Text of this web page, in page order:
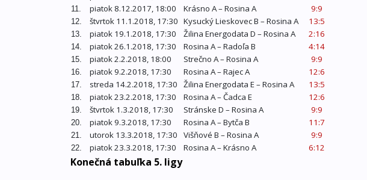
11. piatok 8.12.2017, 18:00 Krásno A – Rosina A 9:9
12. štvrtok 11.1.2018, 17:30 Kysucký Lieskovec B – Rosina A 13:5
13. piatok 19.1.2018, 17:30 Žilina Energodata D – Rosina A 2:16
14. piatok 26.1.2018, 17:30 Rosina A – Radoľa B 4:14
15. piatok 2.2.2018, 18:00 Strečno A – Rosina A 9:9
16. piatok 9.2.2018, 17:30 Rosina A – Rajec A 12:6
17. streda 14.2.2018, 17:30 Žilina Energodata E – Rosina A 13:5
18. piatok 23.2.2018, 17:30 Rosina A – Čadca E 12:6
19. štvrtok 1.3.2018, 17:30 Stránske D – Rosina A 9:9
20. piatok 9.3.2018, 17:30 Rosina A – Bytča B 11:7
21. utorok 13.3.2018, 17:30 Višňové B – Rosina A 9:9
22. piatok 23.3.2018, 17:30 Rosina A – Krásno A 6:12
Konečná tabuľka 5. ligy